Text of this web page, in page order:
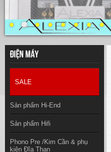
Điện máy
SALE
Sản phẩm Hi-End
Sản phẩm Hifi
Phono Pre /Kim Cần & phụ
kiện Đĩa Than